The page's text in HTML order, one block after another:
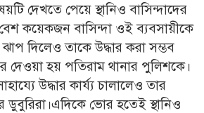
দেখতে পেয়ে স্থানিও বাসিন্দাদের
কয়েকজন বাসিন্দা ওই ব্যবসায়ীকে
দিলেও তাকে উদ্ধার করা সম্ভব
দেওয়া হয় পতিরাম থানার পুলিশকে।
উদ্ধার কার্য্য চালালেও তার
ভোর হতেই স্থানিও